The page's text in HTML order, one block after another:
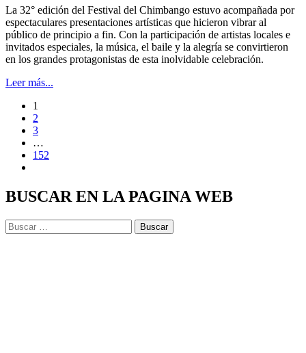
La 32° edición del Festival del Chimbango estuvo acompañada por
espectaculares presentaciones artísticas que hicieron vibrar al
público de principio a fin. Con la participación de artistas locales e
invitados especiales, la música, el baile y la alegría se convirtieron
en los grandes protagonistas de esta inolvidable celebración.
Leer más...
1
2
3
…
152
BUSCAR EN LA PAGINA WEB
Buscar: